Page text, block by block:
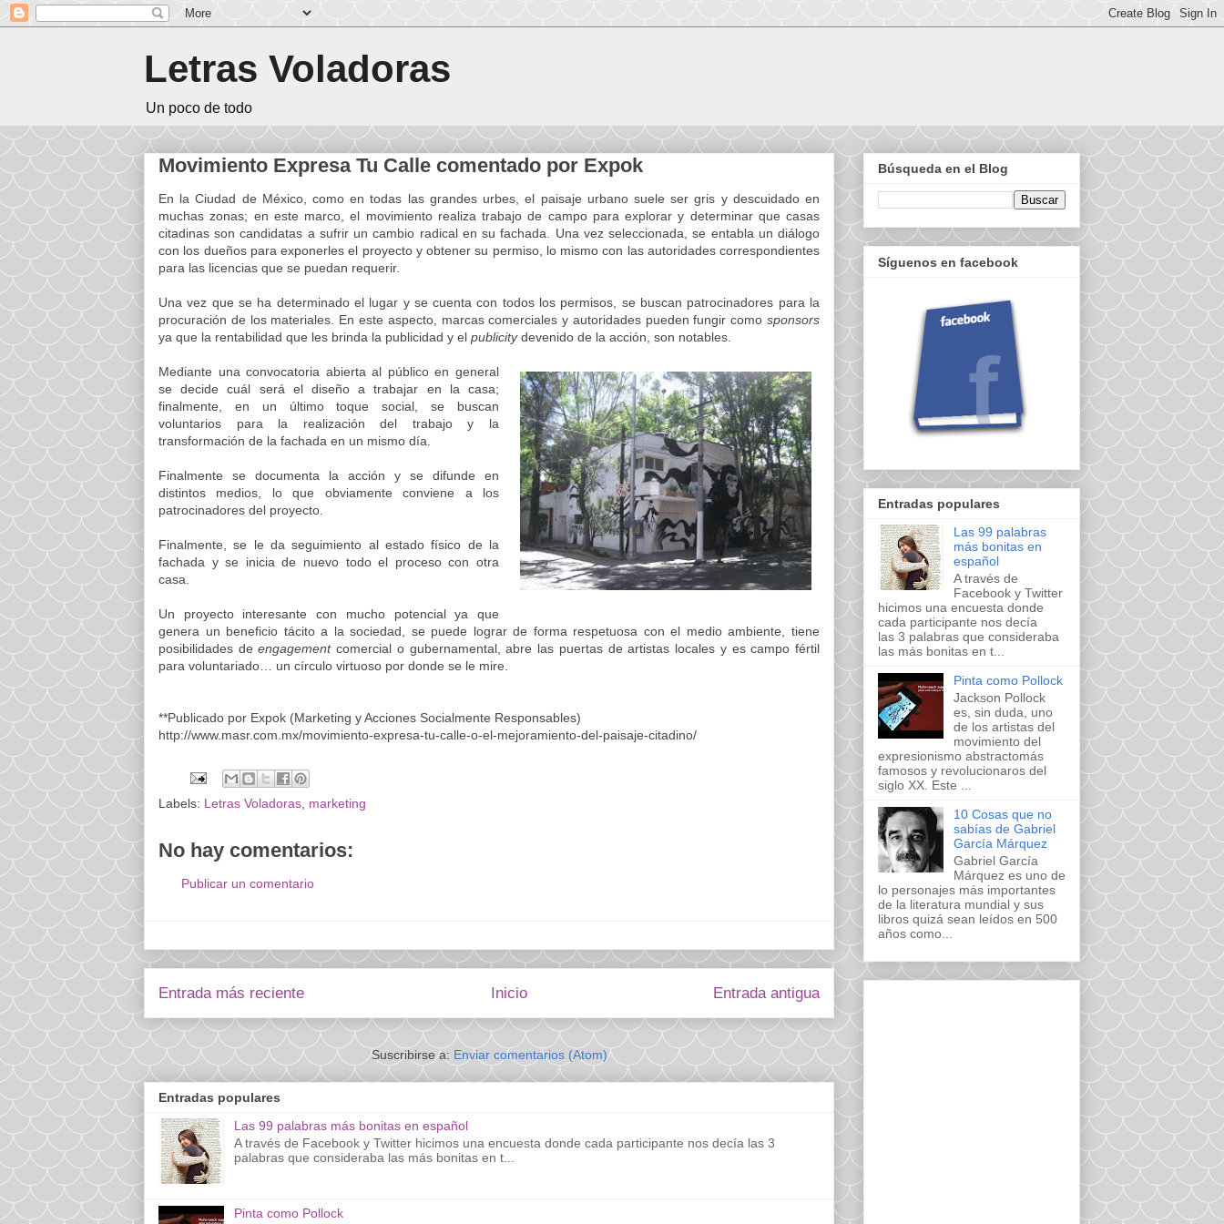
Letras Voladoras
Un poco de todo
Movimiento Expresa Tu Calle comentado por Expok
En la Ciudad de México, como en todas las grandes urbes, el paisaje urbano suele ser gris y descuidado en
muchas zonas; en este marco, el movimiento realiza trabajo de campo para explorar y determinar que casas
citadinas son candidatas a sufrir un cambio radical en su fachada. Una vez seleccionada, se entabla un diálogo
con los dueños para exponerles el proyecto y obtener su permiso, lo mismo con las autoridades correspondientes
para las licencias que se puedan requerir.
Una vez que se ha determinado el lugar y se cuenta con todos los permisos, se buscan patrocinadores para la
procuración de los materiales. En este aspecto, marcas comerciales y autoridades pueden fungir como sponsors
ya que la rentabilidad que les brinda la publicidad y el publicitydevenido de la acción, son notables.
Mediante una convocatoria abierta al público en general
se decide cuál será el diseño a trabajar en la casa;
finalmente, en un último toque social, se buscan
voluntarios para la realización del trabajo y la
transformación de la fachada en un mismo día.
Finalmente se documenta la acción y se difunde en
distintos medios, lo que obviamente conviene a los
patrocinadores del proyecto.
Finalmente, se le da seguimiento al estado físico de la
fachada y se inicia de nuevo todo el proceso con otra
casa.
Un proyecto interesante con mucho potencial ya que
genera un beneficio tácito a la sociedad, se puede lograr de forma respetuosa con el medio ambiente, tiene
posibilidades deengagementcomercial o gubernamental, abre las puertas de artistas locales y es campo fértil
para voluntariado… un círculo virtuoso por donde se le mire.
**Publicado por Expok (Marketing y Acciones Socialmente Responsables)
http://www.masr.com.mx/movimiento-expresa-tu-calle-o-el-mejoramiento-del-paisaje-citadino/
Labels: Letras Voladoras marketing
No hay comentarios:
Publicar un comentario
Entrada más reciente Entrada antigua
Inicio
Suscribirse a: Enviar comentarios (Atom)
Entradas populares
Las 99 palabras más bonitas en español
A través de Facebook y Twitter hicimos una encuesta donde cada participante nos decía las 3
palabras que consideraba las más bonitas en t...
Pinta como Pollock
Búsqueda en el Blog
Síguenos en facebook
Entradas populares
Las 99 palabras
más bonitas en
español
A través de
Facebook y Twitter
hicimos una encuesta donde
cada participante nos decía
las 3 palabras que consideraba
las más bonitas en t...
Pinta como Pollock
Jackson Pollock
es, sin duda, uno
de los artistas del
movimiento del
expresionismo abstractomás
famosos y revolucionaros del
siglo XX. Este ...
10 Cosas que no
sabías de Gabriel
García Márquez
Gabriel García
Márquez es uno de
lo personajes más importantes
de la literatura mundial y sus
libros quizá sean leídos en 500
años como...